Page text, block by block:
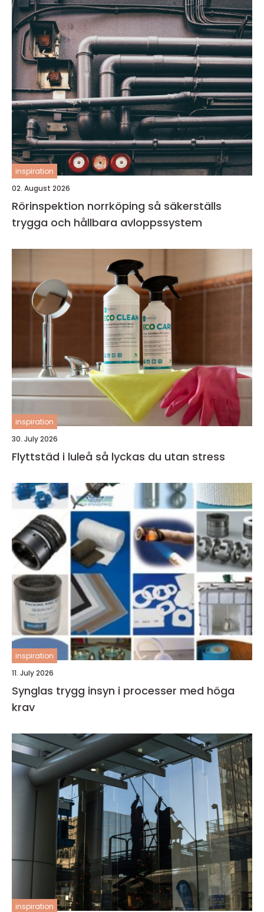
inspiration
02. August 2026
Rörinspektion norrköping så säkerställs
trygga och hållbara avloppssystem
inspiration
30. July 2026
Flyttstäd i luleå så lyckas du utan stress
inspiration
11. July 2026
Synglas trygg insyn i processer med höga
krav
inspiration